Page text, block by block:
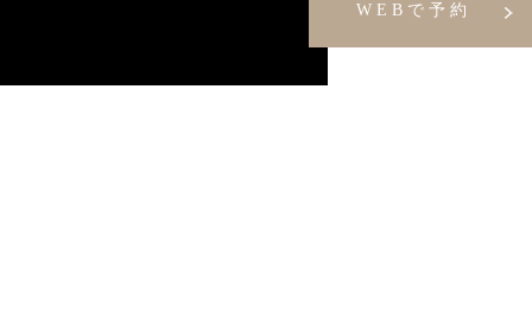
WEBで予約